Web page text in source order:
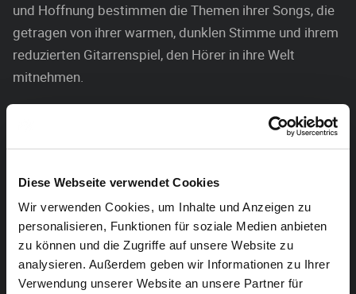
Diese Webseite verwendet Cookies
Wir verwenden Cookies, um Inhalte und Anzeigen zu
personalisieren, Funktionen für soziale Medien anbieten
zu können und die Zugriffe auf unsere Website zu
analysieren. Außerdem geben wir Informationen zu Ihrer
Verwendung unserer Website an unsere Partner für
und Hoffnung bestimmen die Themen ihrer Songs, die
getragen von ihrer warmen, dunklen Stimme und ihrem
reduzierten Gitarrenspiel, den Hörer in ihre Welt
mitnehmen.
Eine Welt, in der die Hoffnung und der Glaube nie stirbt
– egal wieviel Tiefschläge das Leben austeilt. Man
warmherzige, fragile Frau, die unablässig versucht, ihr
Boot heil übers raue Meer zu bringen. Obwohl das
schon reichlich Kraft kostet, ist ihr Engagement
ungebrochen.
Bandbesetzung: